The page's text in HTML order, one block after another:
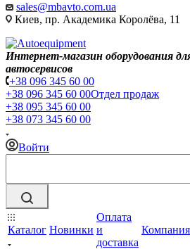
sales@mbavto.com.ua
Киев, пр. Академика Королёва, 11
Интернет-магазин оборудования
автосервисов
+38 096 345 60 00
+38 096 345 60 00Отдел продаж
+38 095 345 60 00
+38 073 345 60 00
Войти
Каталог Новинки
Оплата
и
доставка
Компания